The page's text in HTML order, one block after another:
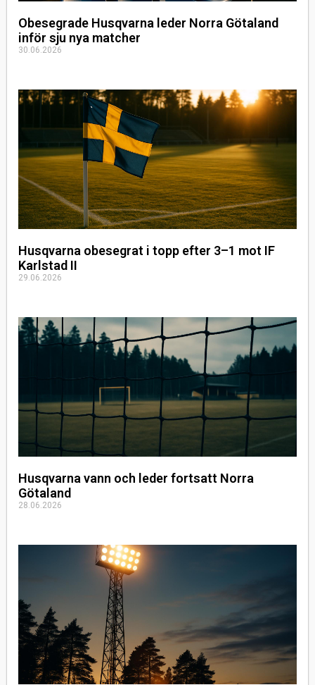
Obesegrade Husqvarna leder Norra Götaland
inför sju nya matcher
30.06.2026
Husqvarna obesegrat i topp efter 3–1 mot IF
Karlstad II
29.06.2026
Husqvarna vann och leder fortsatt Norra
Götaland
28.06.2026